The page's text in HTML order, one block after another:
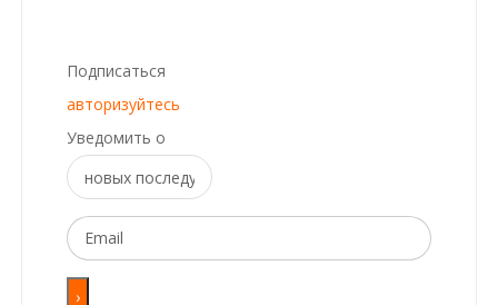
Подписаться
авторизуйтесь
Уведомить о